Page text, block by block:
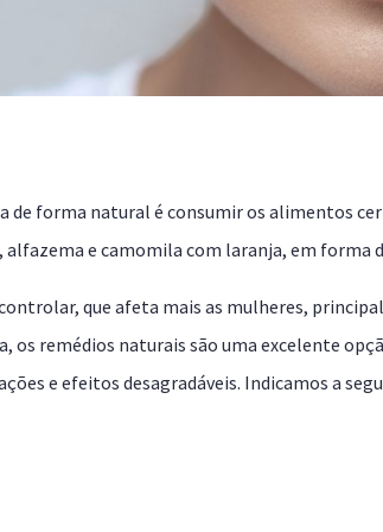
de forma natural é consumir os alimentos
e camomila com laranja, em forma
que afeta mais as mulheres,
os remédios naturais são uma excelente
e efeitos desagradáveis. Indicamos a